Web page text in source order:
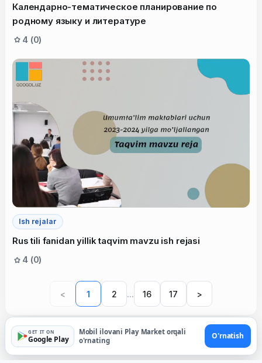
Календарно-тематическое планирование по
родному языку и литературе
4 (0)
Ish rejalar
Rus tili fanidan yillik taqvim mavzu ish rejasi
4 (0)
< 1 2 ... 16 17 >
GET IT ON
Google Play
Mobil ilovani Play Market orqali
o'rnating
O'rnatish